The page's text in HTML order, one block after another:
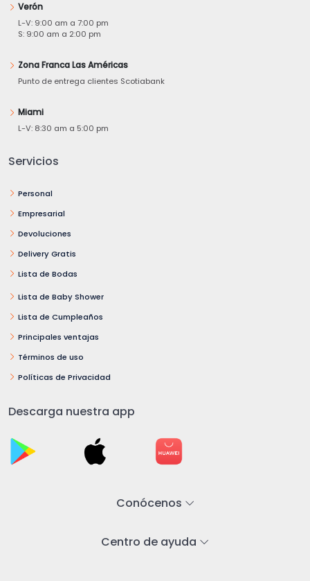
Verón
L-V: 9:00 am a 7:00 pm
S: 9:00 am a 2:00 pm
Zona Franca Las Américas
Punto de entrega clientes Scotiabank
Miami
L-V: 8:30 am a 5:00 pm
Servicios
Personal
Empresarial
Devoluciones
Delivery Gratis
Lista de Bodas
Lista de Baby Shower
Lista de Cumpleaños
Principales ventajas
Términos de uso
Políticas de Privacidad
Descarga nuestra app
Conócenos
Centro de ayuda